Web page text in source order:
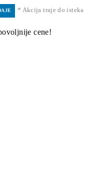
* Akcija traje do isteka
cene!